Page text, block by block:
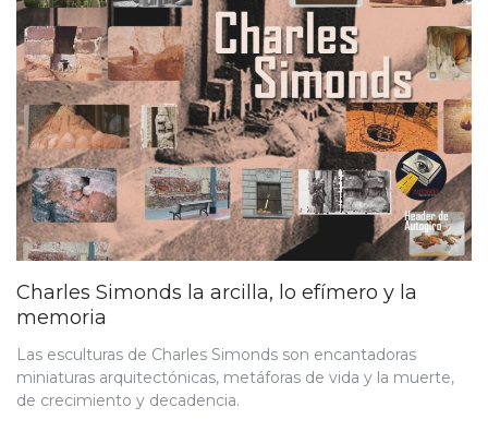
Charles Simonds la arcilla, lo efímero y la
memoria
Las esculturas de Charles Simonds son encantadoras
miniaturas arquitectónicas, metáforas de vida y la muerte,
de crecimiento y decadencia.